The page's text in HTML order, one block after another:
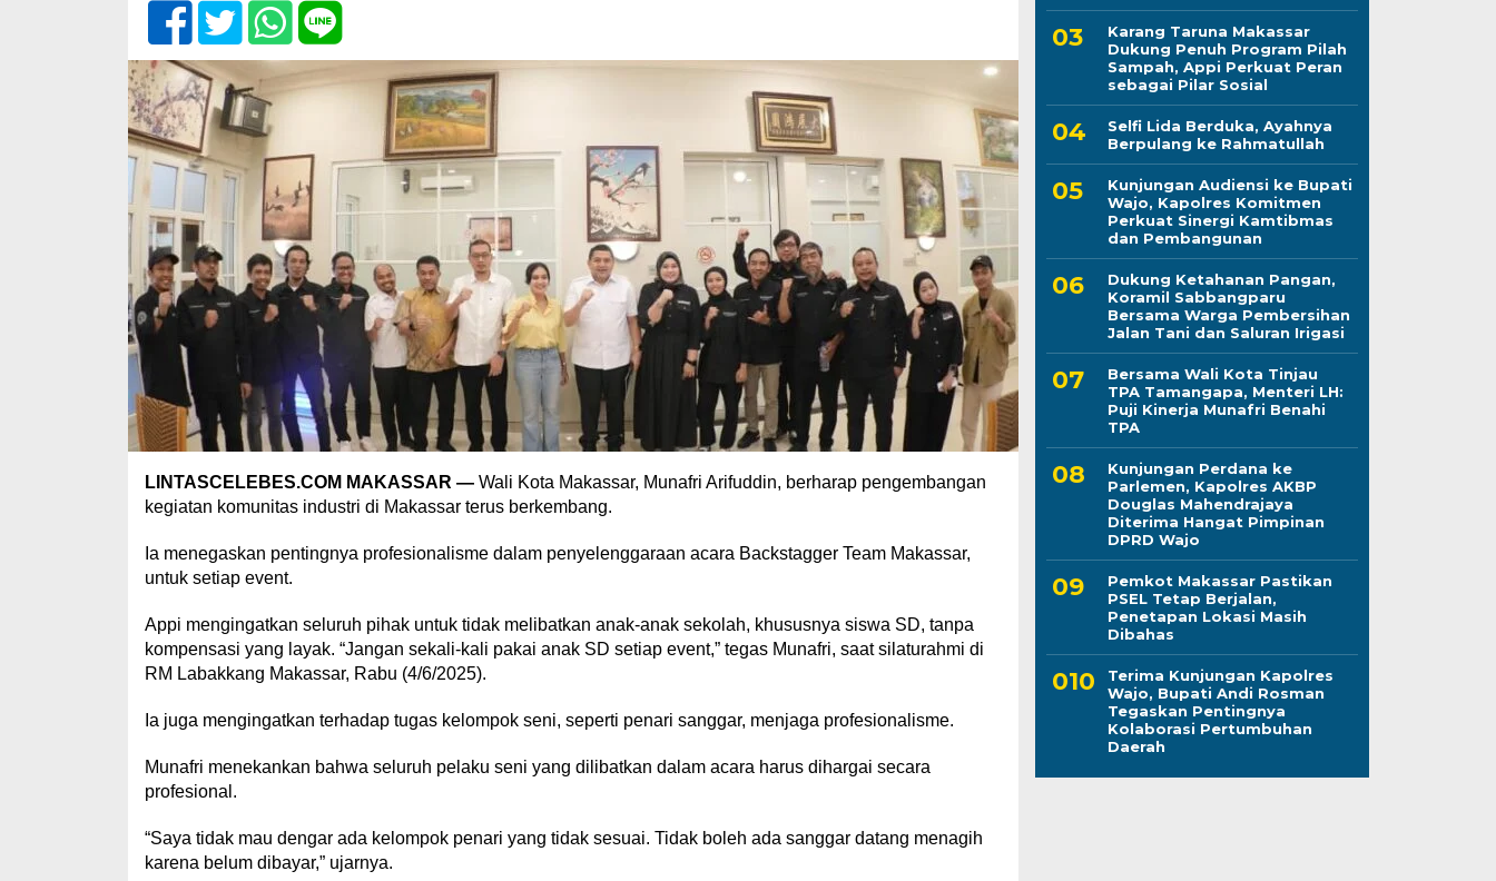
LINTASCELEBES.COM MAKASSAR —Wali Kota Makassar, Munafri Arifuddin, berharap pengembangan
kegiatan komunitas industri di Makassar terus berkembang.
Ia menegaskan pentingnya profesionalisme dalam penyelenggaraan acara Backstagger Team Makassar,
untuk setiap event.
Appi mengingatkan seluruh pihak untuk tidak melibatkan anak-anak sekolah, khususnya siswa SD, tanpa
kompensasi yang layak. “Jangan sekali-kali pakai anak SD setiap event,” tegas Munafri, saat silaturahmi di
RM Labakkang Makassar, Rabu (4/6/2025).
Ia juga mengingatkan terhadap tugas kelompok seni, seperti penari sanggar, menjaga profesionalisme.
Munafri menekankan bahwa seluruh pelaku seni yang dilibatkan dalam acara harus dihargai secara
profesional.
“Saya tidak mau dengar ada kelompok penari yang tidak sesuai. Tidak boleh ada sanggar datang menagih
karena belum dibayar,” ujarnya.
Karang Taruna Makassar
Dukung Penuh Program Pilah
Sampah, Appi Perkuat Peran
sebagai Pilar Sosial
Selfi Lida Berduka, Ayahnya
Berpulang ke Rahmatullah
Kunjungan Audiensi ke Bupati
Wajo, Kapolres Komitmen
Perkuat Sinergi Kamtibmas
dan Pembangunan
Dukung Ketahanan Pangan,
Koramil Sabbangparu
Bersama Warga Pembersihan
Jalan Tani dan Saluran Irigasi
Bersama Wali Kota Tinjau
TPA Tamangapa, Menteri LH:
Puji Kinerja Munafri Benahi
TPA
Kunjungan Perdana ke
Parlemen, Kapolres AKBP
Douglas Mahendrajaya
Diterima Hangat Pimpinan
DPRD Wajo
Pemkot Makassar Pastikan
PSEL Tetap Berjalan,
Penetapan Lokasi Masih
Dibahas
Terima Kunjungan Kapolres
Wajo, Bupati Andi Rosman
Tegaskan Pentingnya
Kolaborasi Pertumbuhan
Daerah